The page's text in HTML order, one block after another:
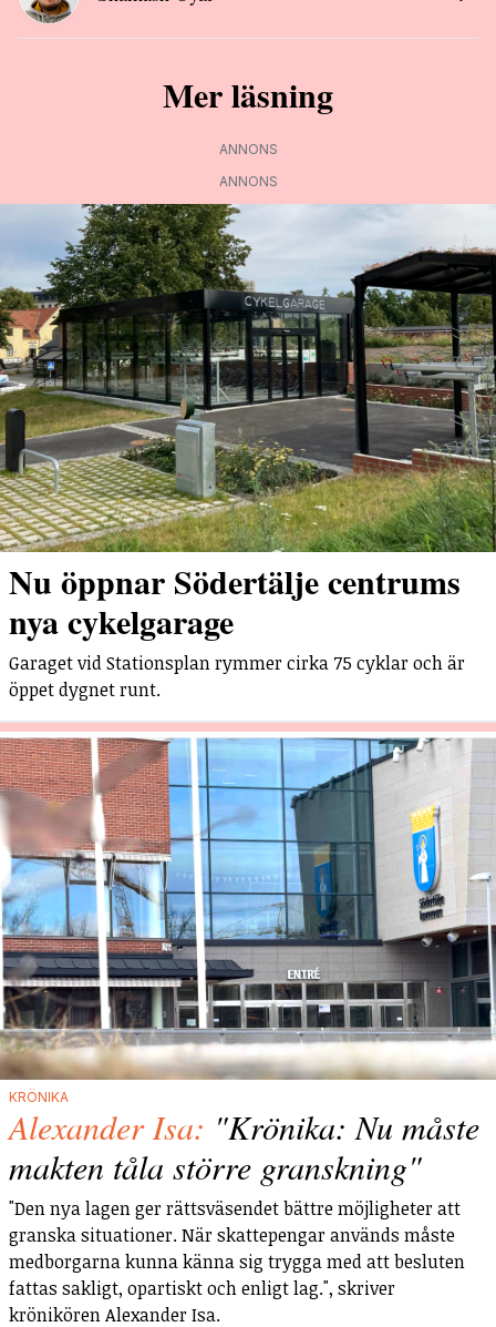
Mer läsning
ANNONS
ANNONS
Nu öppnar Södertälje centrums
nya cykelgarage
Garaget vid Stationsplan rymmer cirka 75 cyklar och är
öppet dygnet runt.
KRÖNIKA
Alexander Isa: "Krönika: Nu måste
makten tåla större granskning"
"Den nya lagen ger rättsväsendet bättre möjligheter att
granska situationer. När skattepengar används måste
medborgarna kunna känna sig trygga med att besluten
fattas sakligt, opartiskt och enligt lag.", skriver
krönikören Alexander Isa.